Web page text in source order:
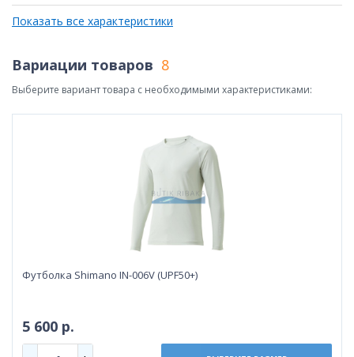
Показать все характеристики
Вариации товаров 8
Выберите вариант товара с необходимыми характеристиками:
Футболка Shimano IN-006V (UPF50+)
5 600 р.